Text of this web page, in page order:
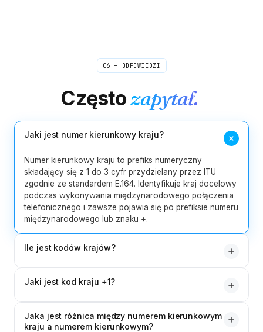
06 — ODPOWIEDZI
Częstozapytał.
Jaki jest numer kierunkowy kraju?
Numer kierunkowy kraju to prefiks numeryczny
składający się z 1 do 3 cyfr przydzielany przez ITU
zgodnie ze standardem E.164. Identyfikuje kraj docelowy
podczas wykonywania międzynarodowego połączenia
telefonicznego i zawsze pojawia się po prefiksie numeru
międzynarodowego lub znaku +.
Ile jest kodów krajów?
kierunkowych krajów, obejmujących każdy suwerenny
większa liczba obejmuje terytoria takie jak Samoa
Jaki jest kod kraju +1?
numeracyjnego (NANP), wspólny dla Stanów
Jaka jest różnica między numerem kierunkowym
kraju a numerem kierunkowym?